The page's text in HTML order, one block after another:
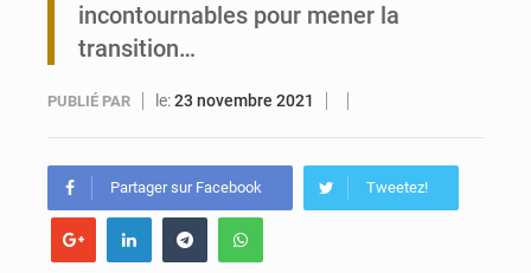
incontournables pour mener la
transition…
PUBLIÉ PAR le:23 novembre 2021
Partager sur Facebook Tweetez!